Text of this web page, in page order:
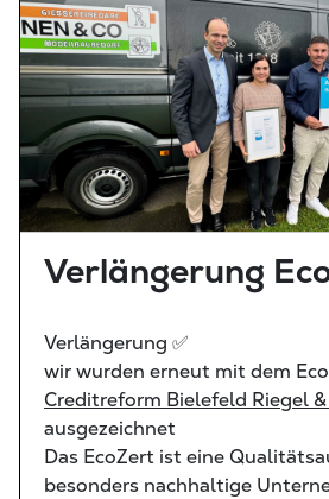
Verlängerung
Verlängerung ✅
wir wurden erneut mit dem
Creditreform Bielefeld Riegel &
ausgezeichnet
Das EcoZert ist eine
besonders nachhaltige